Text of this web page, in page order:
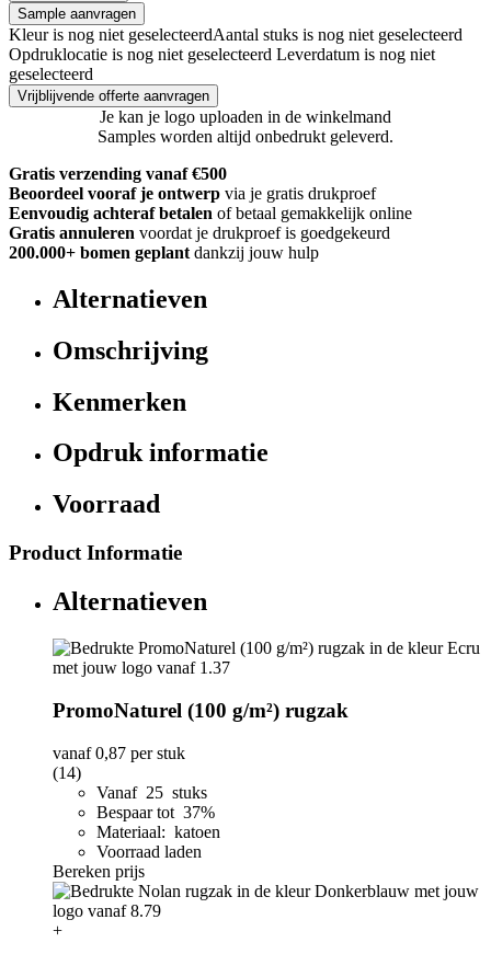
Sample aanvragen
Kleur is nog niet geselecteerdAantal stuks is nog niet geselecteerd
Opdruklocatie is nog niet geselecteerd Leverdatum is nog niet
geselecteerd
Vrijblijvende offerte aanvragen
Je kan je logo uploaden in de winkelmand
Samples worden altijd onbedrukt geleverd.
Gratis verzending vanaf €500
Beoordeel vooraf je ontwerp via je gratis drukproef
Eenvoudig achteraf betalen of betaal gemakkelijk online
Gratis annuleren voordat je drukproef is goedgekeurd
200.000+ bomen geplant dankzij jouw hulp
Alternatieven
Omschrijving
Kenmerken
Opdruk informatie
Voorraad
Product Informatie
Alternatieven
PromoNaturel (100 g/m²) rugzak
vanaf0,87 per stuk
(14)
Vanaf 25 stuks
Bespaar tot 37%
Materiaal: katoen
Voorraad laden
Bereken prijs
+